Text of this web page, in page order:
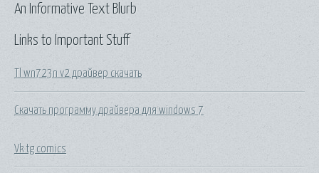
Links to Important Stuff
Tl wn723n v2 драйвер скачать
Скачать программу драйвера для windows 7
Vk tg comics
An Informative Text Blurb